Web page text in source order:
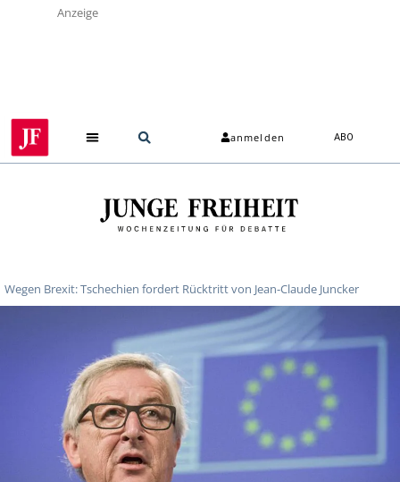
Anzeige
anmelden ABO
Wegen Brexit: Tschechien fordert Rücktritt von Jean-Claude Juncker